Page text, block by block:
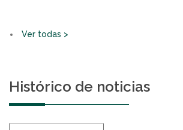
Ver todas >
Histórico de noticias